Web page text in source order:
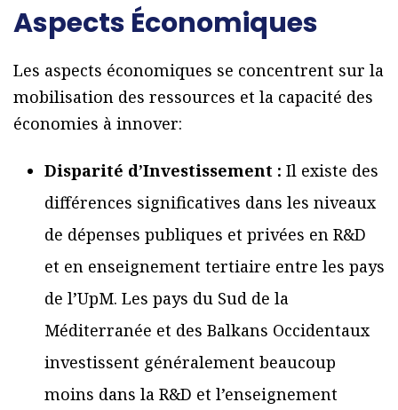
Aspects Économiques
Les aspects économiques se concentrent sur la
mobilisation des ressources et la capacité des
économies à innover:
Disparité d’Investissement : Il existe des
différences significatives dans les niveaux
de dépenses publiques et privées en R&D
et en enseignement tertiaire entre les pays
de l’UpM. Les pays du Sud de la
Méditerranée et des Balkans Occidentaux
investissent généralement beaucoup
moins dans la R&D et l’enseignement